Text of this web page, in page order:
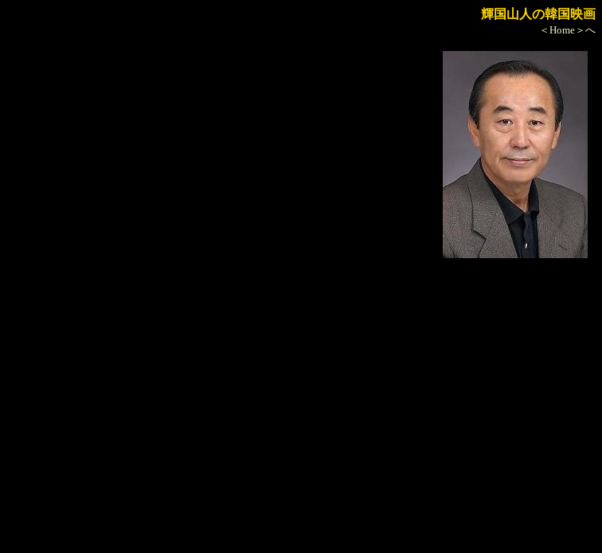
輝国山人の韓国映画
＜Home＞へ